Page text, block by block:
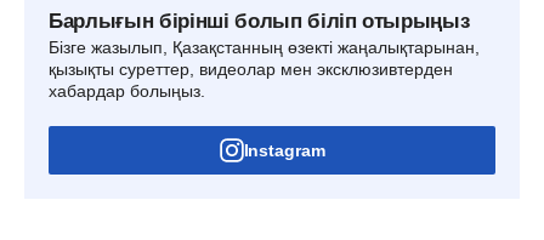
Барлығын бірінші болып біліп отырыңыз
Бізге жазылып, Қазақстанның өзекті жаңалықтарынан,
қызықты суреттер, видеолар мен эксклюзивтерден
хабардар болыңыз.
Instagram